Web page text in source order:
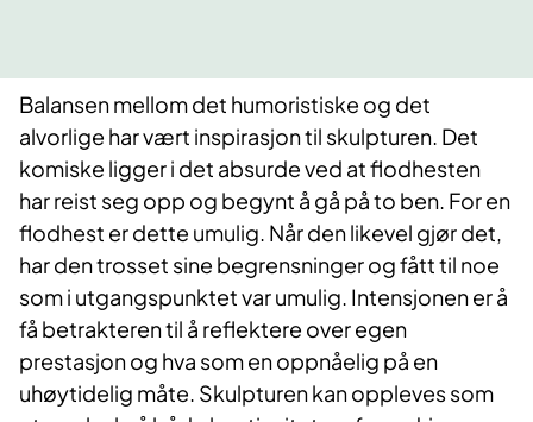
Balansen mellom det humoristiske og det
alvorlige har vært inspirasjon til skulpturen. Det
komiske ligger i det absurde ved at flodhesten
har reist seg opp og begynt å gå på to ben. For en
flodhest er dette umulig. Når den likevel gjør det,
har den trosset sine begrensninger og fått til noe
som i utgangspunktet var umulig. Intensjonen er å
få betrakteren til å reflektere over egen
prestasjon og hva som en oppnåelig på en
uhøytidelig måte. Skulpturen kan oppleves som